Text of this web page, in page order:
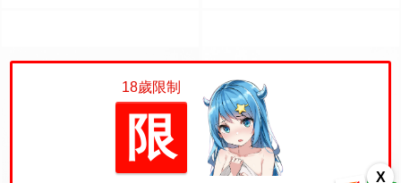
X
18歲限制
限